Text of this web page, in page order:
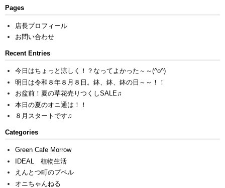
Pages
店長プロフィール
お問い合わせ
Recent Entries
今日はちょっと涼しく！？なってよかった～～(^o^)
明日は令和８年８月８日。鉢、鉢、鉢の日～～！！
お盆前！夏の草花売りつくしSALE♫
本日の夏のオニ通は！！
８月スタートです♫
Categories
Green Cafe Morrow
IDEAL 植物生活
えんとつ町のプペル
オニちゃんねる